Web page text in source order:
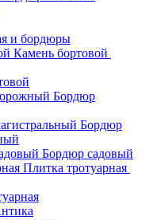
и бордюры
Камень бортовой
Бордюр
Бордюр
Бордюр садовый
Плитка тротуарная